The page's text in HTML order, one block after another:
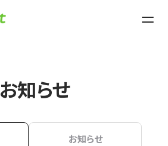
お知らせ
お知らせ